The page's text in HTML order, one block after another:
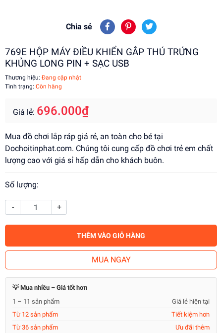
Chia sẻ
769E HỘP MÁY ĐIỀU KHIỂN GẮP THÚ TRỨNG
KHỦNG LONG PIN + SẠC USB
Thương hiệu: Đang cập nhật
Tình trạng: Còn hàng
Giá lẻ: 696.000₫
Mua đồ chơi lắp ráp giá rẻ, an toàn cho bé tại
Dochoitinphat.com. Chúng tôi cung cấp đồ chơi trẻ em chất
lượng cao với giá sỉ hấp dẫn cho khách buôn.
Số lượng:
- +
THÊM VÀO GIỎ HÀNG
MUA NGAY
💡 Mua nhiều – Giá tốt hơn
1 – 11 sản phẩm
Giá lẻ hiện tại
Từ 12 sản phẩm
Tiết kiệm hơn
Từ 36 sản phẩm
Ưu đãi thêm